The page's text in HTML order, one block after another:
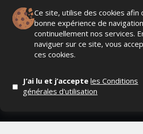
TV5MONDE INVESTIT UN
DANS L'ANIMATION
NOUVELLES SÉRIES
MERCREDI 1 JUILLET 2026
Ce site, utilise des cookies afin
bonne expérience de
continuellement nos services.
naviguer sur ce site, vous
ces cookies.
J’ai lu et j’accepteles Conditions
générales d'utilisation